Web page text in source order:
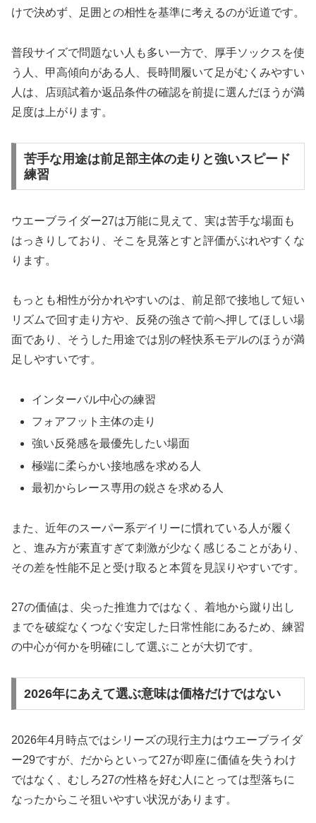
けで決めず、足囲との相性を基準に考えるのが近道です。
普段サイズで問題ない人も多い一方で、厚手ソックスを使
う人、甲高傾向がある人、長時間履いて足がむくみやすい
人は、店頭試着か返品条件の確認を前提に選んだほうが満
足度は上がります。
苦手な用途は前足部主体の走りと強いスピード
練習
ウエーブライダー27は万能に見えて、実は苦手な場面も
はっきりしており、そこを見落とすと評価がぶれやすくな
ります。
もっとも相性が分かれやすいのは、前足部で接地して短い
リズムで回す走り方や、反発の強さで前へ押してほしい場
面であり、そうした用途では別の軽快系モデルのほうが満
足しやすいです。
インターバル中心の練習
フォアフット主体の走り
強い反発感を最優先したい場面
極端に柔らかい接地感を求める人
最初からレース専用の鋭さを求める人
また、近年のスーパー系デイリーに慣れている人が履く
と、進み方が素直すぎて刺激が少なく感じることがあり、
その差を性能不足と受け取ると本質を見誤りやすいです。
27の価値は、尖った推進力ではなく、着地から蹴り出し
までを破綻なくつなぐ安定した日常性能にあるため、練習
の中心が何かを明確にして選ぶことが大切です。
2026年にあえて選ぶ意味は価格だけではない
2026年4月時点ではシリーズの現行主力はウエーブライダ
ー29ですが、だからといって27が即座に価値を失うわけ
ではなく、むしろ27の性格を好む人にとっては型落ちに
なったからこそ狙いやすい状況があります。